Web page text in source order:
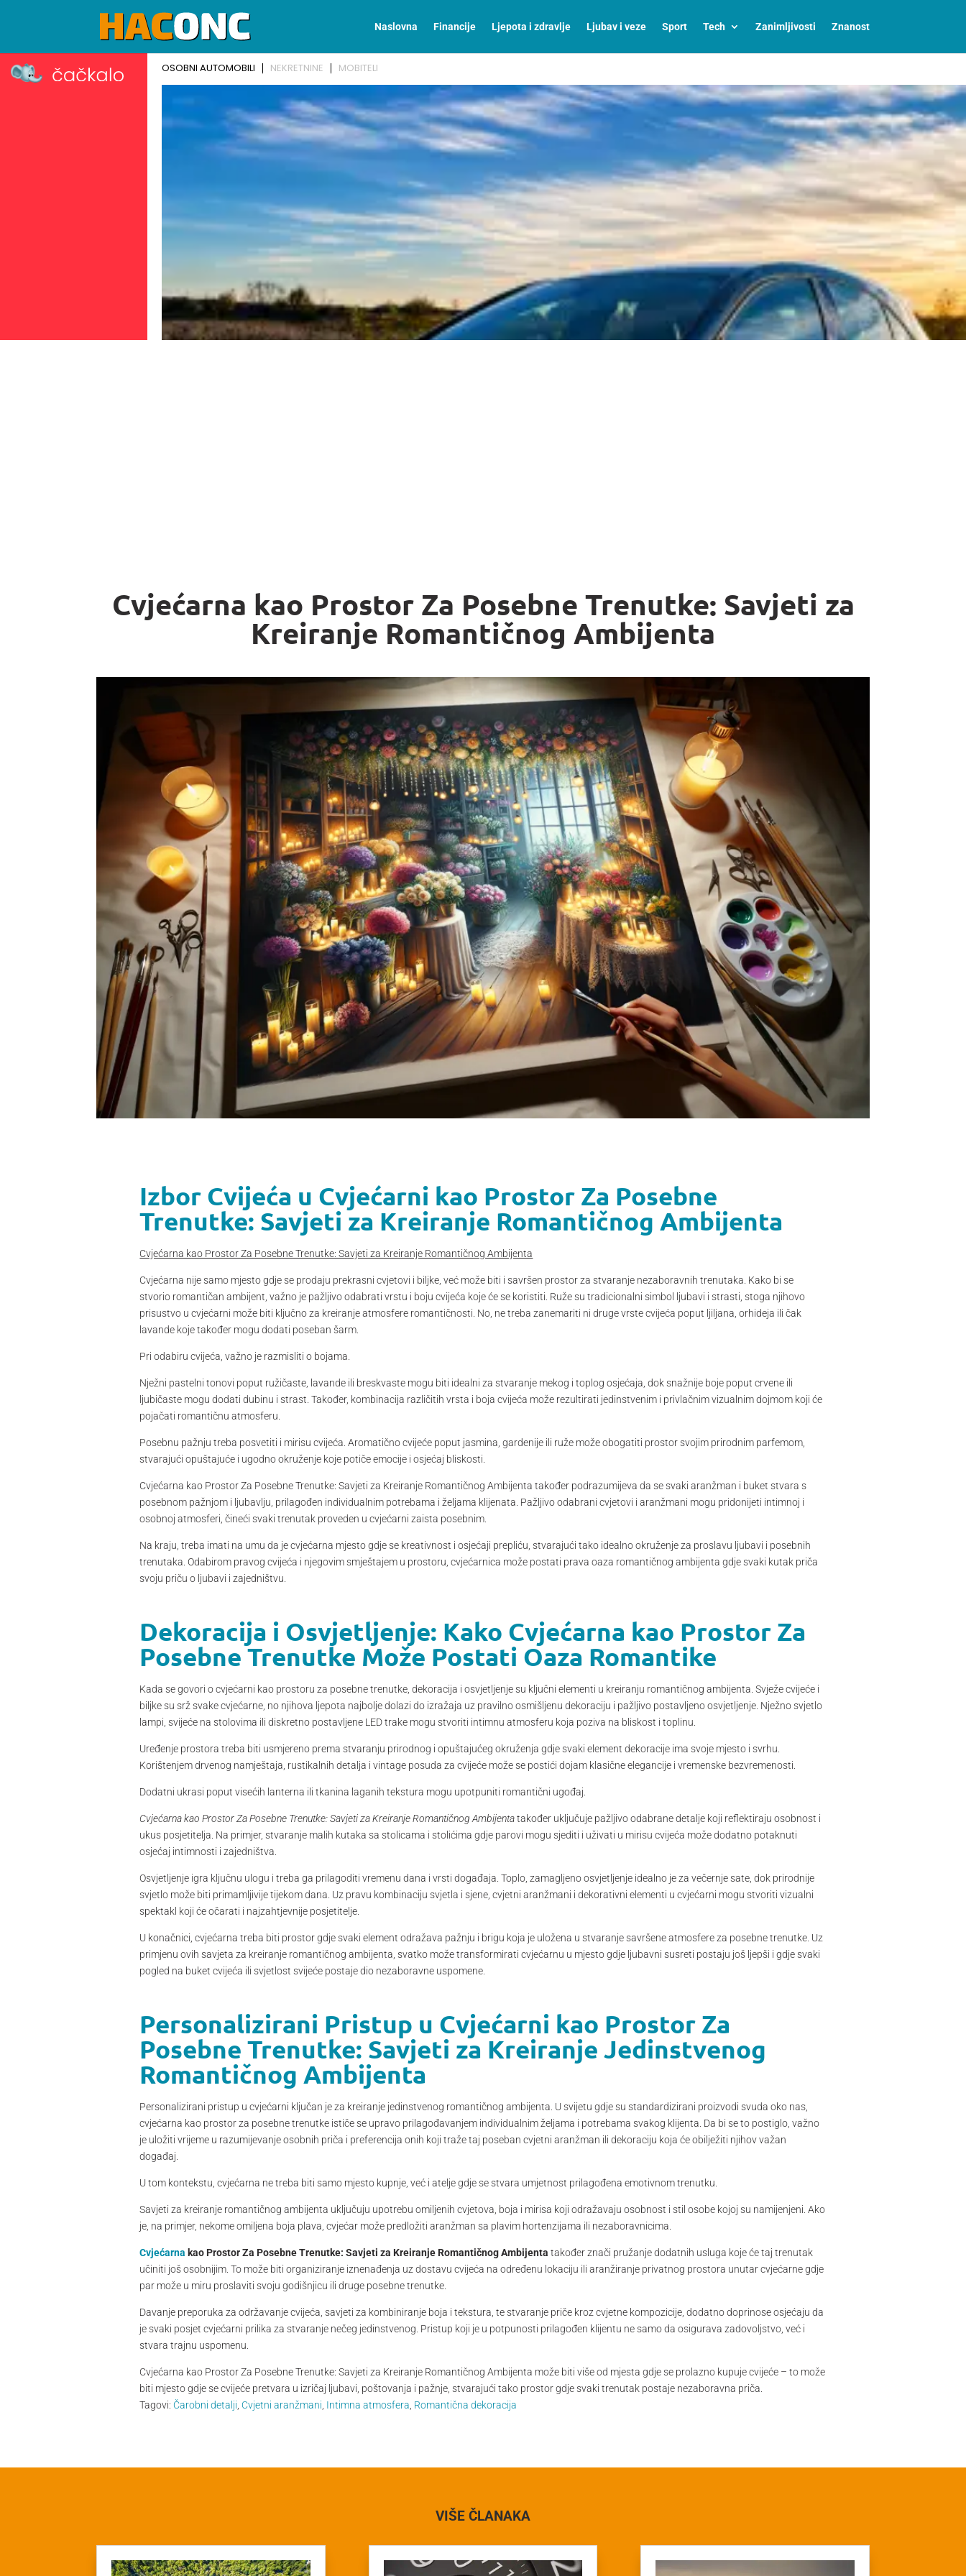
Naslovna Financije Ljepota i zdravlje Ljubav i veze Sport Tech Zanimljivosti Znanost
Cvjećarna kao Prostor Za Posebne Trenutke: Savjeti za
Kreiranje Romantičnog Ambijenta
Izbor Cvijeća u Cvjećarni kao Prostor Za Posebne
Trenutke: Savjeti za Kreiranje Romantičnog Ambijenta
Cvjećarna kao Prostor Za Posebne Trenutke: Savjeti za Kreiranje Romantičnog Ambijenta
Cvjećarna nije samo mjesto gdje se prodaju prekrasni cvjetovi i biljke, već može biti i savršen prostor za stvaranje nezaboravnih trenutaka. Kako bi se
stvorio romantičan ambijent, važno je pažljivo odabrati vrstu i boju cvijeća koje će se koristiti. Ruže su tradicionalni simbol ljubavi i strasti, stoga njihovo
prisustvo u cvjećarni može biti ključno za kreiranje atmosfere romantičnosti. No, ne treba zanemariti ni druge vrste cvijeća poput ljiljana, orhideja ili čak
lavande koje također mogu dodati poseban šarm.
Pri odabiru cvijeća, važno je razmisliti o bojama.
Nježni pastelni tonovi poput ružičaste, lavande ili breskvaste mogu biti idealni za stvaranje mekog i toplog osjećaja, dok snažnije boje poput crvene ili
ljubičaste mogu dodati dubinu i strast. Također, kombinacija različitih vrsta i boja cvijeća može rezultirati jedinstvenim i privlačnim vizualnim dojmom koji će
pojačati romantičnu atmosferu.
Posebnu pažnju treba posvetiti i mirisu cvijeća. Aromatično cvijeće poput jasmina, gardenije ili ruže može obogatiti prostor svojim prirodnim parfemom,
stvarajući opuštajuće i ugodno okruženje koje potiče emocije i osjećaj bliskosti.
Cvjećarna kao Prostor Za Posebne Trenutke: Savjeti za Kreiranje Romantičnog Ambijenta također podrazumijeva da se svaki aranžman i buket stvara s
posebnom pažnjom i ljubavlju, prilagođen individualnim potrebama i željama klijenata. Pažljivo odabrani cvjetovi i aranžmani mogu pridonijeti intimnoj i
osobnoj atmosferi, čineći svaki trenutak proveden u cvjećarni zaista posebnim.
Na kraju, treba imati na umu da je cvjećarna mjesto gdje se kreativnost i osjećaji prepliću, stvarajući tako idealno okruženje za proslavu ljubavi i posebnih
trenutaka. Odabirom pravog cvijeća i njegovim smještajem u prostoru, cvjećarnica može postati prava oaza romantičnog ambijenta gdje svaki kutak priča
svoju priču o ljubavi i zajedništvu.
Dekoracija i Osvjetljenje: Kako Cvjećarna kao Prostor Za
Posebne Trenutke Može Postati Oaza Romantike
Kada se govori o cvjećarni kao prostoru za posebne trenutke, dekoracija i osvjetljenje su ključni elementi u kreiranju romantičnog ambijenta. Svježe cvijeće i
biljke su srž svake cvjećarne, no njihova ljepota najbolje dolazi do izražaja uz pravilno osmišljenu dekoraciju i pažljivo postavljeno osvjetljenje. Nježno svjetlo
lampi, svijeće na stolovima ili diskretno postavljene LED trake mogu stvoriti intimnu atmosferu koja poziva na bliskost i toplinu.
Uređenje prostora treba biti usmjereno prema stvaranju prirodnog i opuštajućeg okruženja gdje svaki element dekoracije ima svoje mjesto i svrhu.
Korištenjem drvenog namještaja, rustikalnih detalja i vintage posuda za cvijeće može se postići dojam klasične elegancije i vremenske bezvremenosti.
Dodatni ukrasi poput visećih lanterna ili tkanina laganih tekstura mogu upotpuniti romantični ugođaj.
Cvjećarna kao Prostor Za Posebne Trenutke: Savjeti za Kreiranje Romantičnog Ambijentatakođer uključuje pažljivo odabrane detalje koji reflektiraju osobnost i
ukus posjetitelja. Na primjer, stvaranje malih kutaka sa stolicama i stolićima gdje parovi mogu sjediti i uživati u mirisu cvijeća može dodatno potaknuti
osjećaj intimnosti i zajedništva.
Osvjetljenje igra ključnu ulogu i treba ga prilagoditi vremenu dana i vrsti događaja. Toplo, zamagljeno osvjetljenje idealno je za večernje sate, dok prirodnije
svjetlo može biti primamljivije tijekom dana. Uz pravu kombinaciju svjetla i sjene, cvjetni aranžmani i dekorativni elementi u cvjećarni mogu stvoriti vizualni
spektakl koji će očarati i najzahtjevnije posjetitelje.
U konačnici, cvjećarna treba biti prostor gdje svaki element odražava pažnju i brigu koja je uložena u stvaranje savršene atmosfere za posebne trenutke. Uz
primjenu ovih savjeta za kreiranje romantičnog ambijenta, svatko može transformirati cvjećarnu u mjesto gdje ljubavni susreti postaju još ljepši i gdje svaki
pogled na buket cvijeća ili svjetlost svijeće postaje dio nezaboravne uspomene.
Personalizirani Pristup u Cvjećarni kao Prostor Za
Posebne Trenutke: Savjeti za Kreiranje Jedinstvenog
Romantičnog Ambijenta
Personalizirani pristup u cvjećarni ključan je za kreiranje jedinstvenog romantičnog ambijenta. U svijetu gdje su standardizirani proizvodi svuda oko nas,
cvjećarna kao prostor za posebne trenutke ističe se upravo prilagođavanjem individualnim željama i potrebama svakog klijenta. Da bi se to postiglo, važno
je uložiti vrijeme u razumijevanje osobnih priča i preferencija onih koji traže taj poseban cvjetni aranžman ili dekoraciju koja će obilježiti njihov važan
događaj.
U tom kontekstu, cvjećarna ne treba biti samo mjesto kupnje, već i atelje gdje se stvara umjetnost prilagođena emotivnom trenutku.
Savjeti za kreiranje romantičnog ambijenta uključuju upotrebu omiljenih cvjetova, boja i mirisa koji odražavaju osobnost i stil osobe kojoj su namijenjeni. Ako
je, na primjer, nekome omiljena boja plava, cvjećar može predložiti aranžman sa plavim hortenzijama ili nezaboravnicima.
Cvjećarna kao Prostor Za Posebne Trenutke: Savjeti za Kreiranje Romantičnog Ambijenta također znači pružanje dodatnih usluga koje će taj trenutak
učiniti još osobnijim. To može biti organiziranje iznenađenja uz dostavu cvijeća na određenu lokaciju ili aranžiranje privatnog prostora unutar cvjećarne gdje
par može u miru proslaviti svoju godišnjicu ili druge posebne trenutke.
Davanje preporuka za održavanje cvijeća, savjeti za kombiniranje boja i tekstura, te stvaranje priče kroz cvjetne kompozicije, dodatno doprinose osjećaju da
je svaki posjet cvjećarni prilika za stvaranje nečeg jedinstvenog. Pristup koji je u potpunosti prilagođen klijentu ne samo da osigurava zadovoljstvo, već i
stvara trajnu uspomenu.
Cvjećarna kao Prostor Za Posebne Trenutke: Savjeti za Kreiranje Romantičnog Ambijenta može biti više od mjesta gdje se prolazno kupuje cvijeće – to može
biti mjesto gdje se cvijeće pretvara u izričaj ljubavi, poštovanja i pažnje, stvarajući tako prostor gdje svaki trenutak postaje nezaboravna priča.
Tagovi: Čarobni detalji, Cvjetni aranžmani, Intimna atmosfera, Romantična dekoracija
VIŠE ČLANAKA